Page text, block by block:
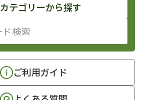
カテゴリーから探す
ご利用ガイド